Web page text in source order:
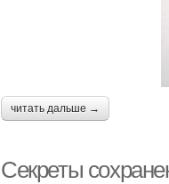
читать дальше →
Секреты